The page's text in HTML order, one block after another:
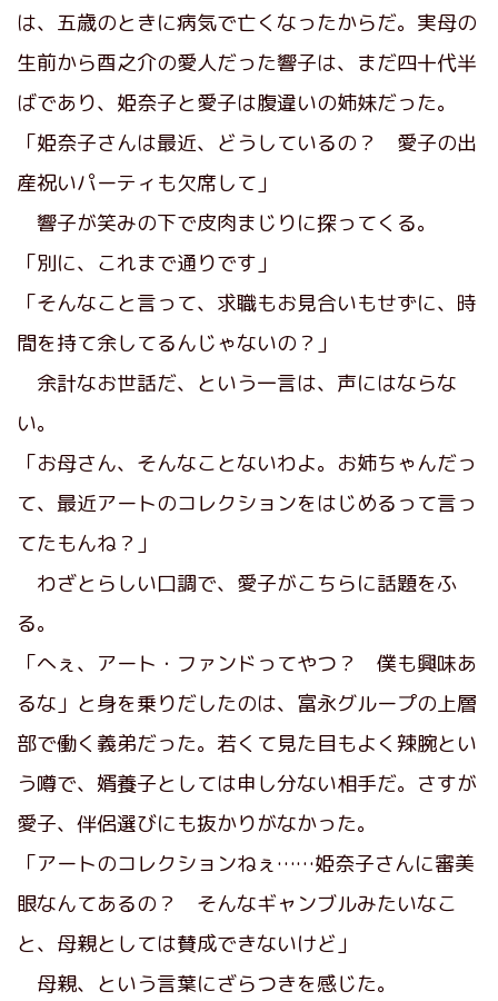
は、五歳のときに病気で亡くなったからだ。実母の
生前から酉之介の愛人だった響子は、まだ四十代半
ばであり、姫奈子と愛子は腹違いの姉妹だった。
「姫奈子さんは最近、どうしているの？ 愛子の出
産祝いパーティも欠席して」
響子が笑みの下で皮肉まじりに探ってくる。
「別に、これまで通りです」
「そんなこと言って、求職もお見合いもせずに、時
間を持て余してるんじゃないの？」
余計なお世話だ、という一言は、声にはならな
い。
「お母さん、そんなことないわよ。お姉ちゃんだっ
て、最近アートのコレクションをはじめるって言っ
てたもんね？」
わざとらしい口調で、愛子がこちらに話題をふ
る。
「へぇ、アート・ファンドってやつ？ 僕も興味あ
るな」と身を乗りだしたのは、富永グループの上層
部で働く義弟だった。若くて見た目もよく辣腕とい
う噂で、婿養子としては申し分ない相手だ。さすが
愛子、伴侶選びにも抜かりがなかった。
「アートのコレクションねぇ……姫奈子さんに審美
眼なんてあるの？ そんなギャンブルみたいなこ
と、母親としては賛成できないけど」
母親、という言葉にざらつきを感じた。